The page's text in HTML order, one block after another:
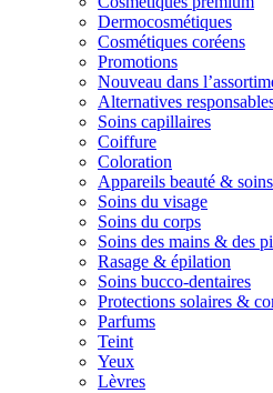
Dermocosmétiques
Cosmétiques coréens
Promotions
Nouveau dans
Alternatives
Soins capillaires
Coiffure
Coloration
Appareils beauté & soins
Soins du visage
Soins du corps
Soins des mains & des
Rasage & épilation
Soins bucco-dentaires
Protections solaires &
Parfums
Teint
Yeux
Lèvres